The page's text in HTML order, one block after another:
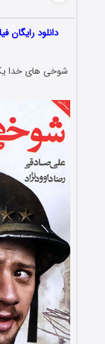
دانلود
شوخی های خدا